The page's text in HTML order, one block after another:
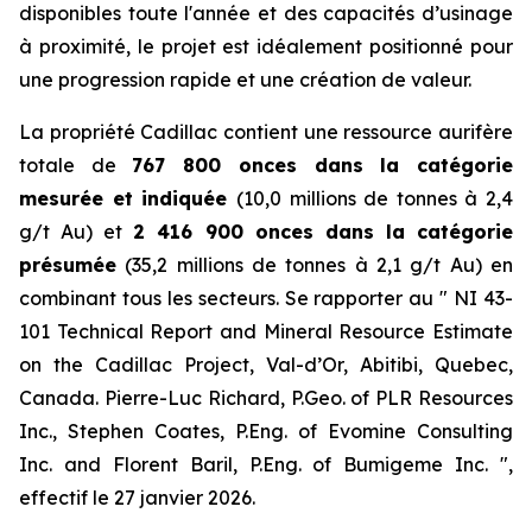
disponibles toute l'année et des capacités d’usinage
à proximité, le projet est idéalement positionné pour
une progression rapide et une création de valeur.
La propriété Cadillac contient une ressource aurifère
totale de 767 800 onces dans la catégorie
mesurée et indiquée (10,0 millions de tonnes à 2,4
g/t Au) et 2 416 900 onces dans la catégorie
présumée (35,2 millions de tonnes à 2,1 g/t Au) en
combinant tous les secteurs. Se rapporter au ″ NI 43-
101 Technical Report and Mineral Resource Estimate
on the Cadillac Project, Val-d’Or, Abitibi, Quebec,
Canada. Pierre-Luc Richard, P.Geo. of PLR Resources
Inc., Stephen Coates, P.Eng. of Evomine Consulting
Inc. and Florent Baril, P.Eng. of Bumigeme Inc. ″,
effectif le 27 janvier 2026.